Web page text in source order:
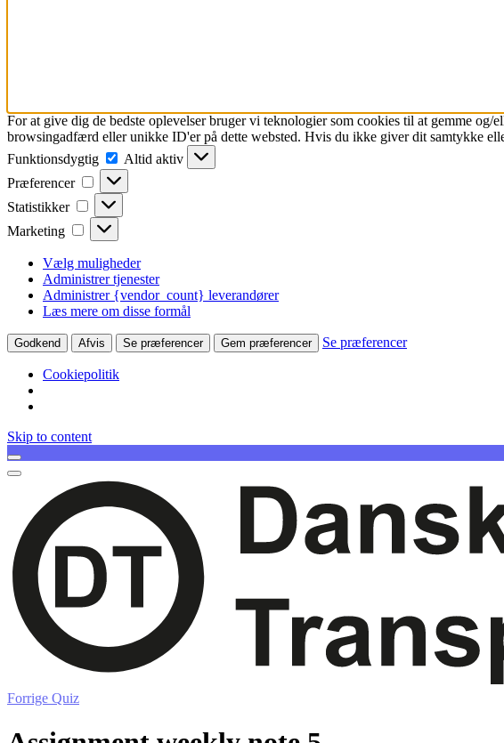
For at give dig de bedste oplevelser bruger vi teknologier som cookies til at gemme
browsingadfærd eller unikke ID'er på dette websted. Hvis du ikke giver dit samtykke
Funktionsdygtig
Funktionsdygtig
Altid aktiv
Præferencer
Præferencer
Statistikker Statistikker
Marketing Marketing
Vælg muligheder
Administrer tjenester
Administrer {vendor_count} leverandører
Læs mere om disse formål
Godkend Afvis Se præferencer Gem præferencer Se præferencer
Cookiepolitik
Skip to content
Forrige Quiz